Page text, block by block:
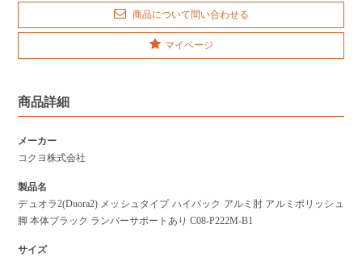
商品について問い合わせる
マイページ
商品詳細
メーカー
コクヨ株式会社
製品名
デュオラ2(Duora2) メッシュタイプ ハイバック アルミ肘 アルミポリッシュ
脚 本体ブラック ランバーサポートあり C08-P222M-B1
サイズ